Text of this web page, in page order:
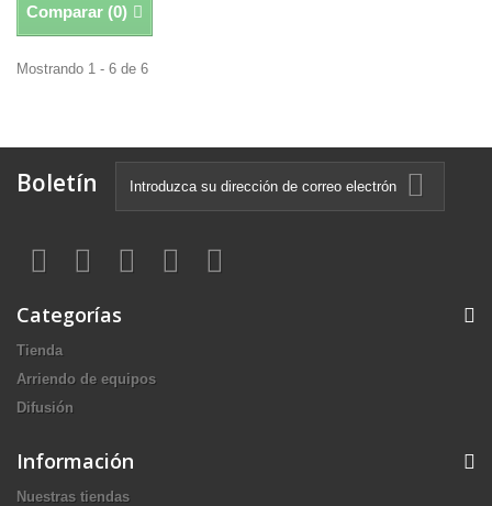
Comparar (0)
Mostrando 1 - 6 de 6
Boletín
Categorías
Tienda
Arriendo de equipos
Difusión
Información
Nuestras tiendas